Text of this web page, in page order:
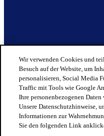
Wir verwenden Cookies und
Besuch auf der Website, um
personalisieren, Social Media
Traffic mit Tools wie Google
Ihre personenbezogenen
Unsere Datenschutzhinweise,
Informationen zur
Sie den folgenden Link